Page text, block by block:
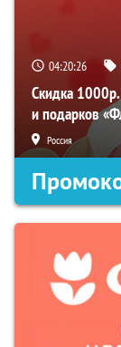
04:20:25
Скидка 1000р.
и подарков
Россия